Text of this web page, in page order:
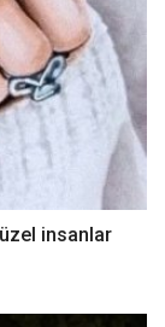
insanlar